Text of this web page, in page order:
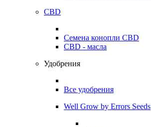
CBD
Семена конопли CBD
CBD - масла
Удобрения
Все удобрения
Well Grow by Errors Seeds